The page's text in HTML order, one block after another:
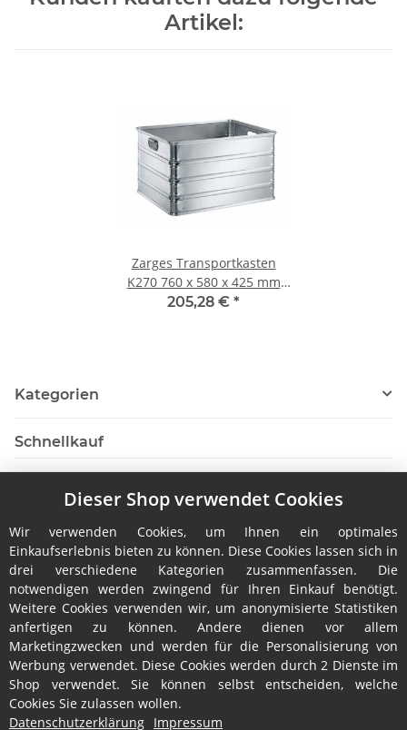
Artikel:
Zarges Transportkasten
K270 760 x 580 x 425 mm
155 Liter
205,28 € *
Kategorien
Schnellkauf
Hersteller
Rechtliches
Dieser Shop verwendet Cookies
Wir verwenden Cookies, um Ihnen ein optimales
Einkaufserlebnis bieten zu können. Diese Cookies lassen sich in
drei verschiedene Kategorien zusammenfassen. Die
notwendigen werden zwingend für Ihren Einkauf benötigt.
Weitere Cookies verwenden wir, um anonymisierte Statistiken
anfertigen zu können. Andere dienen vor allem
Marketingzwecken und werden für die Personalisierung von
Werbung verwendet. Diese Cookies werden durch 2 Dienste im
Shop verwendet. Sie können selbst entscheiden, welche
Cookies Sie zulassen wollen.
Datenschutzerklärung Impressum